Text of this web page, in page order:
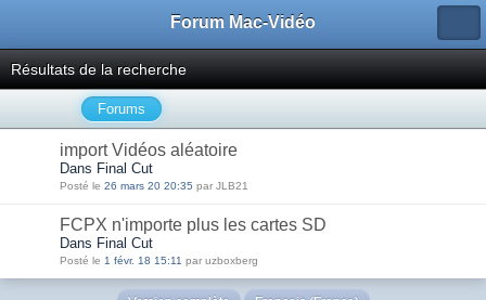
Forum Mac-Vidéo
Résultats de la recherche
Forums
import Vidéos aléatoire
Dans Final Cut
Posté le 26 mars 20 20:35 par JLB21
FCPX n'importe plus les cartes SD
Dans Final Cut
Posté le 1 févr. 18 15:11 par uzboxberg